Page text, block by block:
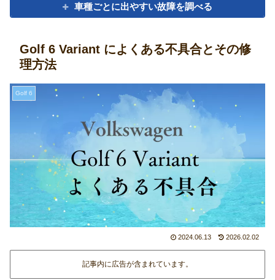
車種ごとに出やすい故障を調べる
Golf 6 Variant によくある不具合とその修
理方法
Golf 6
2024.06.13 2026.02.02
記事内に広告が含まれています。